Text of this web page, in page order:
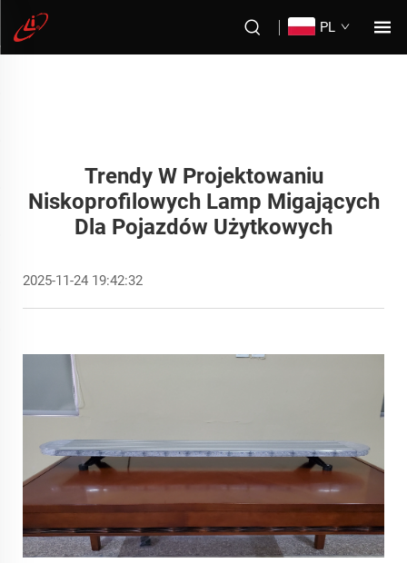
PL
Trendy W Projektowaniu
Niskoprofilowych Lamp Migających
Dla Pojazdów Użytkowych
2025-11-24 19:42:32